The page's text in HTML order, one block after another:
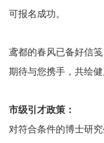
可报名成功。
鸢都的春风已备好信
期待与您携手，共绘健
市级引才政策：
对符合条件的博士研究